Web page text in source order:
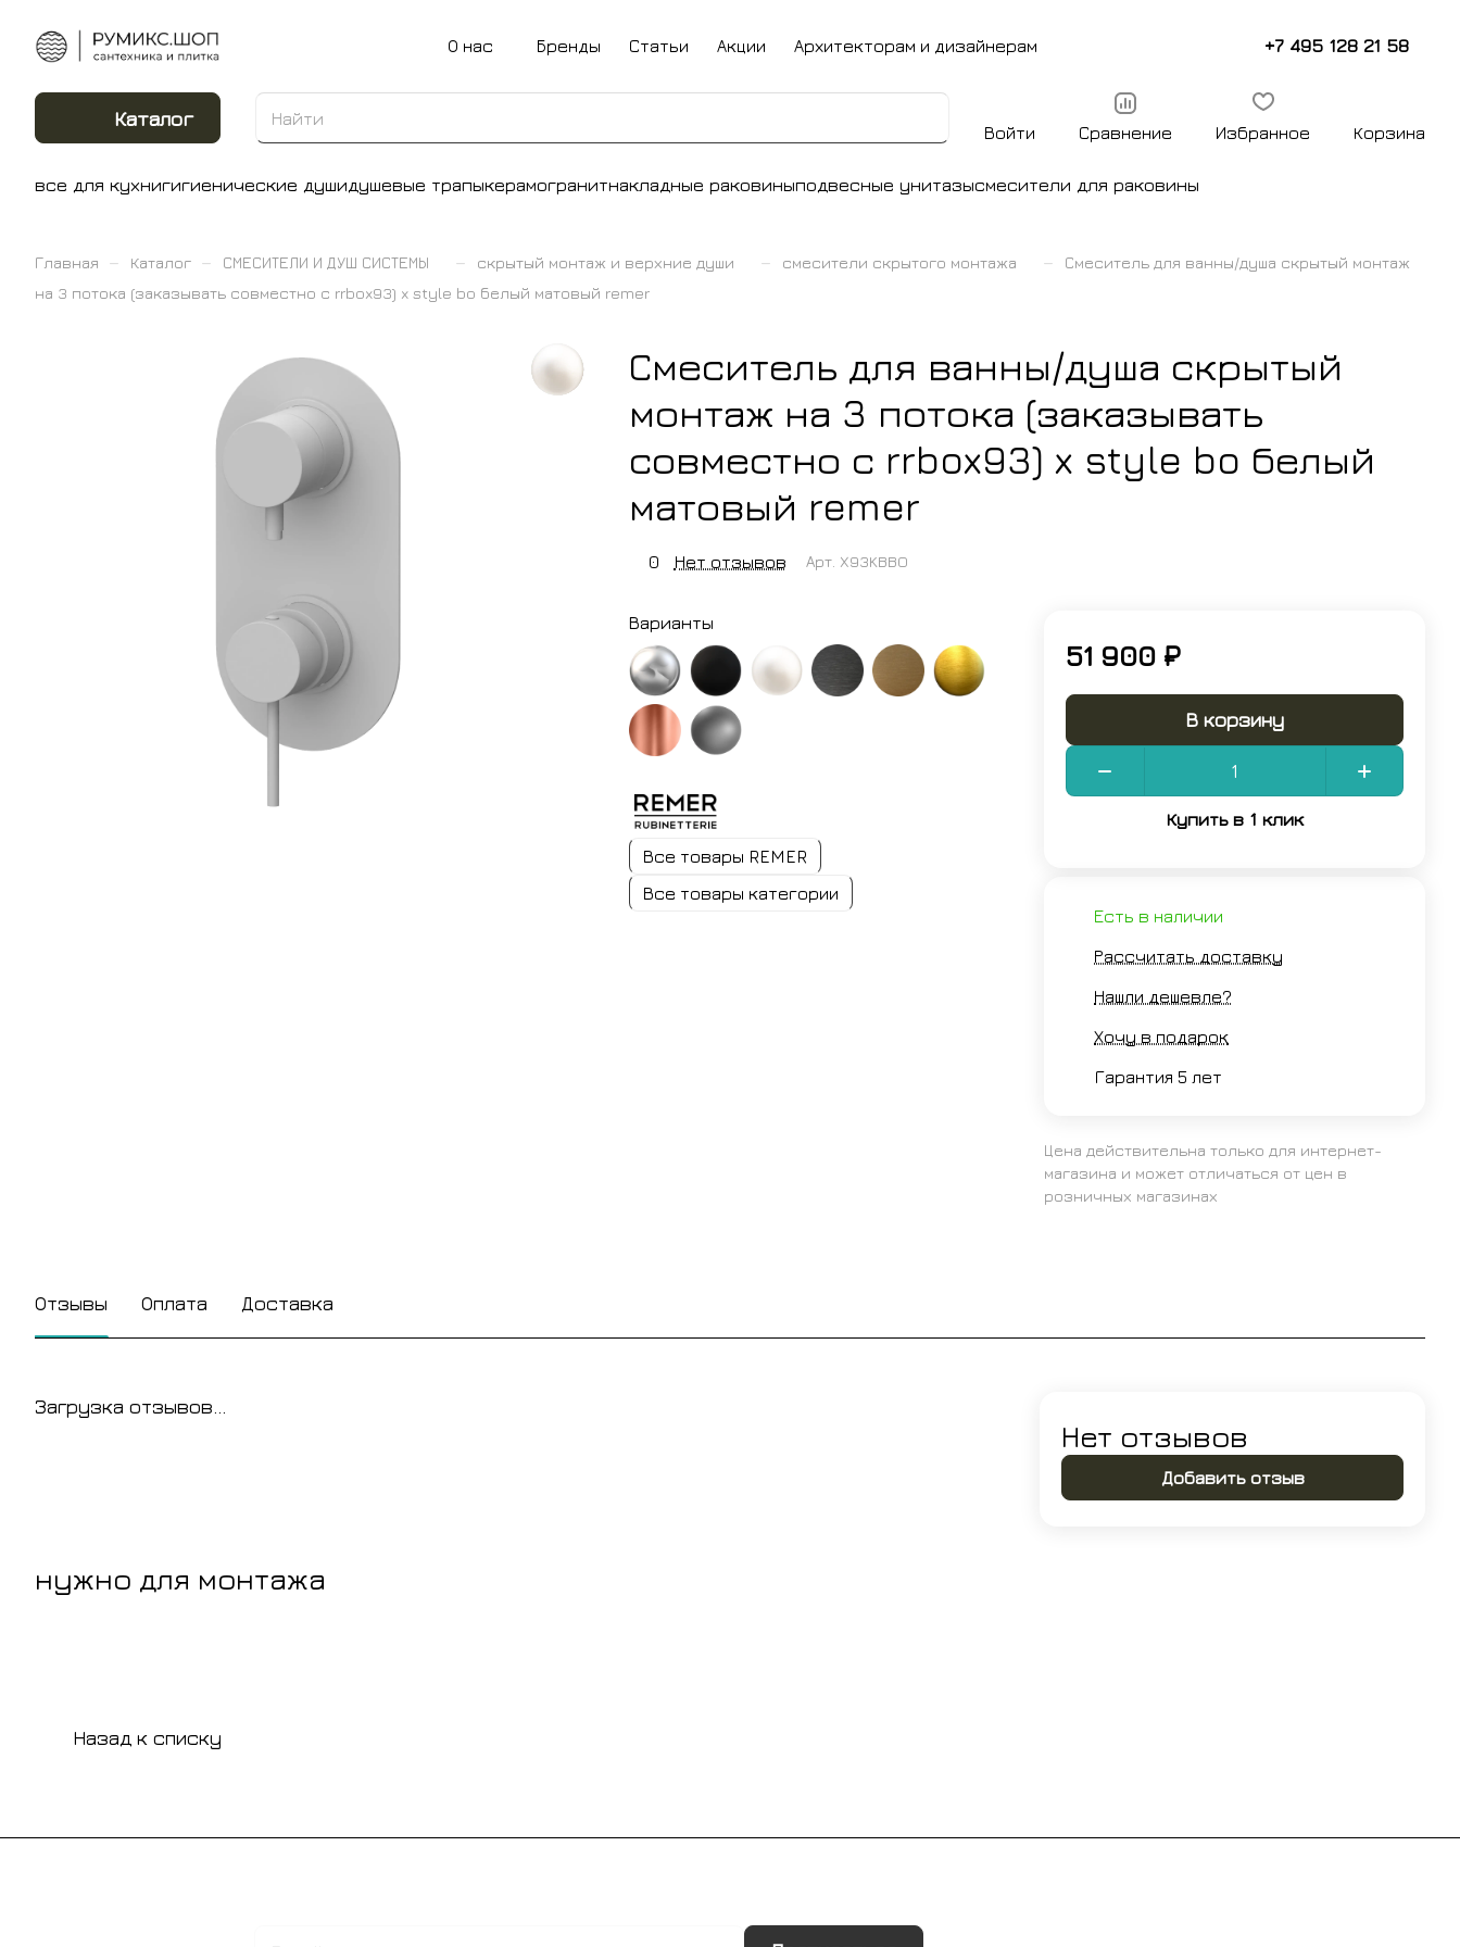
О нас Бренды Статьи Акции Архитекторам и дизайнерам +7 495 128 21 58
Каталог
Войти Сравнение Избранное Корзина
все для кухнигигиенические душидушевые трапыкерамогранитнакладные раковиныподвесные унитазысмесители для раковины
Главная – Каталог – СМЕСИТЕЛИ И ДУШ СИСТЕМЫ – скрытый монтаж и верхние души – смесители скрытого монтажа –
Смеситель для ванны/душа скрытый монтаж
на 3 потока (заказывать совместно с rrbox93) x style bo белый матовый remer
Смеситель для ванны/душа скрытый
монтаж на 3 потока (заказывать
совместно с rrbox93) x style bo белый
матовый remer
0 Нет отзывов Арт. X93KBBO
Варианты
черный
матовый
белый
матовый
блестящая
Все товары REMER
Все товары категории
51 900 ₽
В корзину
Купить в 1 клик
Есть в наличии
Рассчитать доставку
Нашли дешевле?
Хочу в подарок
Гарантия 5 лет
Цена действительна только для интернет-
магазина и может отличаться от цен в
розничных магазинах
Отзывы Оплата Доставка
Загрузка отзывов...
Нет отзывов
Добавить отзыв
нужно для монтажа
Назад к списку